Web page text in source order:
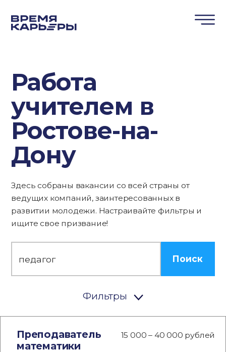
Работа
учителем в
Ростове-на-
Дону
Здесь собраны вакансии со всей страны от
ведущих компаний, заинтересованных в
развитии молодежи. Настраивайте фильтры и
ищите свое призвание!
Поиск
Фильтры
Преподаватель
математики
15 000 – 40 000 рублей